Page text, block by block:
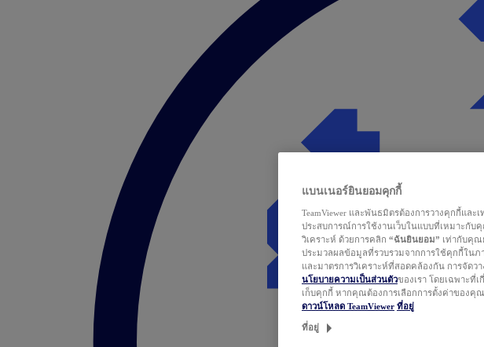
แบนเนอร์ยินยอมคุกกี้
TeamViewer และพันธมิตรต้องการวางคุกกี้แ
ประสบการณ์การใช้งานเว็บในแบบที่เหมาะกับ
วิเคราะห์ ด้วยการคลิก “ฉันยินยอม” เท่ากับคุณ
ประมวลผลข้อมูลที่รวบรวมจากการใช้คุกกี้ใน
และมาตรการวิเคราะห์ที่สอดคล้องกัน การจัด
นโยบายความเป็นส่วนตัวของเรา โดยเฉพาะที่
เก็บคุกกี้ หากคุณต้องการเลือกการตั้งค่าของคุ
ดาวน์โหลด TeamViewer ที่อยู่
ที่อยู่